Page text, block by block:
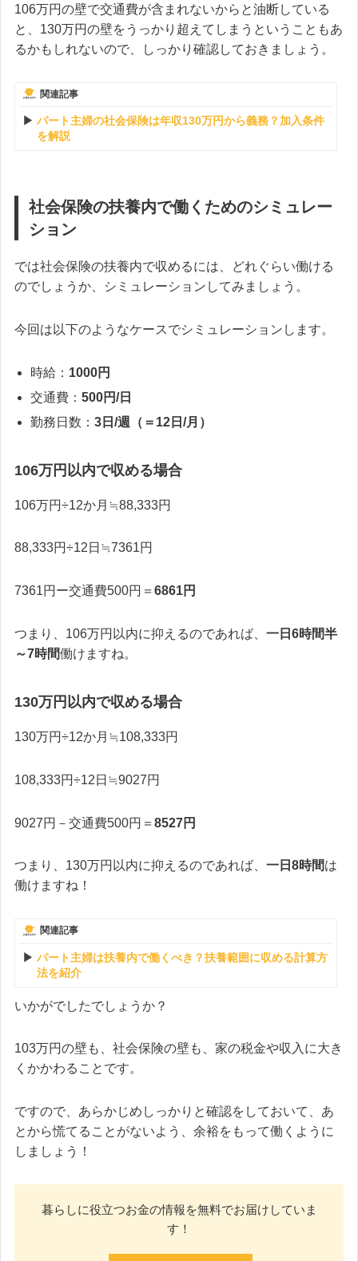
106万円の壁で交通費が含まれないからと油断している
と、130万円の壁をうっかり超えてしまうということもあ
るかもしれないので、しっかり確認しておきましょう。
関連記事
パート主婦の社会保険は年収130万円から義務？加入条件
を解説
社会保険の扶養内で働くためのシミュレー
ション
では社会保険の扶養内で収めるには、どれぐらい働ける
のでしょうか、シミュレーションしてみましょう。
今回は以下のようなケースでシミュレーションします。
時給： 1000円
交通費： 500円/日
勤務日数： 3日/週（＝12日/月）
106万円以内で収める場合
106万円÷12か月≒88,333円
88,333円÷12日≒7361円
7361円ー交通費500円＝ 6861円
つまり、106万円以内に抑えるのであれば、 一日6時間半
～7時間働けますね。
130万円以内で収める場合
130万円÷12か月≒108,333円
108,333円÷12日≒9027円
9027円－交通費500円＝ 8527円
つまり、130万円以内に抑えるのであれば、 一日8時間は
働けますね！
関連記事
パート主婦は扶養内で働くべき？扶養範囲に収める計算方
法を紹介
いかがでしたでしょうか？
103万円の壁も、社会保険の壁も、家の税金や収入に大き
くかかわることです。
ですので、あらかじめしっかりと確認をしておいて、あ
とから慌てることがないよう、余裕をもって働くように
しましょう！
暮らしに役立つお金の情報を無料でお届けしていま
す！